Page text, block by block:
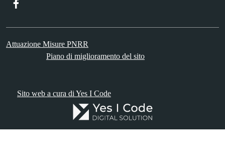
Attuazione Misure PNRR
Piano di miglioramento del sito
Sito web a cura di Yes I Code